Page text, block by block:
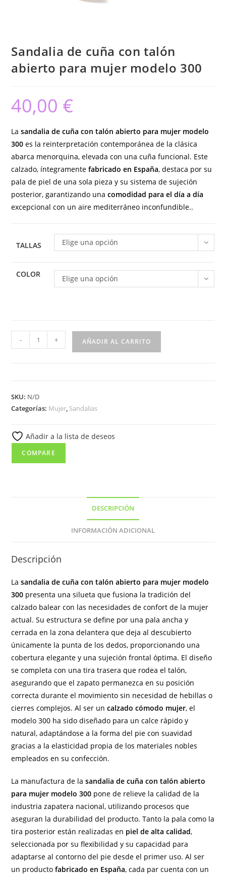
Sandalia de cuña con talón
abierto para mujer modelo 300
40,00 €
Lasandalia de cuña con talón abierto para mujer modelo
300 es la reinterpretación contemporánea de la clásica
abarca menorquina, elevada con una cuña funcional. Este
calzado, íntegramentefabricado en España, destaca por su
pala de piel de una sola pieza y su sistema de sujeción
posterior, garantizando unacomodidad para el día a día
excepcional con un aire mediterráneo inconfundible..
TALLAS Elige una opción
COLOR Elige una opción
Sandalia
de
abierto
para
modelo
300
cantidad
- + AÑADIR AL CARRITO
SKU: N/D
Categorías: Mujer, Sandalias
Añadir a la lista de deseos
COMPARE
DESCRIPCIÓN
INFORMACIÓN ADICIONAL
Descripción
Lasandalia de cuña con talón abierto para mujer modelo
300 presenta una silueta que fusiona la tradición del
calzado balear con las necesidades de confort de la mujer
actual. Su estructura se define por una pala ancha y
cerrada en la zona delantera que deja al descubierto
únicamente la punta de los dedos, proporcionando una
cobertura elegante y una sujeción frontal óptima. El diseño
se completa con una tira trasera que rodea el talón,
asegurando que el zapato permanezca en su posición
correcta durante el movimiento sin necesidad de hebillas o
cierres complejos. Al ser uncalzado cómodo mujer, el
modelo 300 ha sido diseñado para un calce rápido y
natural, adaptándose a la forma del pie con suavidad
gracias a la elasticidad propia de los materiales nobles
empleados en su confección.
La manufactura de lasandalia de cuña con talón abierto
para mujer modelo 300 pone de relieve la calidad de la
industria zapatera nacional, utilizando procesos que
aseguran la durabilidad del producto. Tanto la pala como la
tira posterior están realizadas en piel de alta calidad,
seleccionada por su flexibilidad y su capacidad para
adaptarse al contorno del pie desde el primer uso. Al ser
un productofabricado en España, cada par cuenta con un